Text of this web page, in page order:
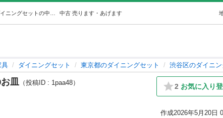
中古 売ります・あげます
具 ダイニングセット 東京都のダイニングセット 渋谷区のダイニン
皿 （投稿ID : 1paa48） 2 お気に入り
作成2026年5月20日